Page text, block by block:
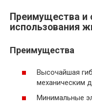
Преимущества и
использования
Преимущества
Высочайшая
механическим
Минимальные